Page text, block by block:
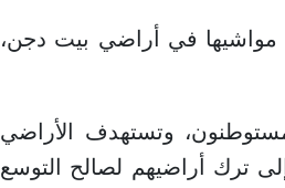
مواشيها في أراضي بيت دجن،
وتستهدف الأراضي
ترك أراضيهم لصالح التوسع